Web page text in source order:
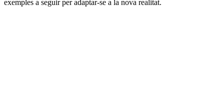
exemples a seguir per adaptar-se a la nova realitat.